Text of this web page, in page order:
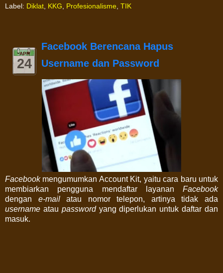
Label: Diklat KKG Profesionalisme TIK
APR
24
Facebook Berencana Hapus
Username dan Password
Facebookmengumumkan Account Kit, yaitu cara baru untuk
membiarkan pengguna mendaftar layanan Facebook
dengan e-mailatau nomor telepon, artinya tidak ada
username atau passwordyang diperlukan untuk daftar dan
masuk.